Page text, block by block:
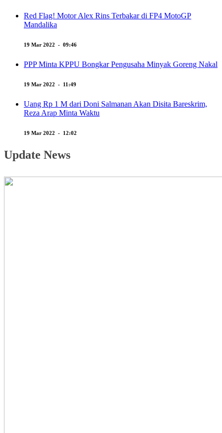
Red Flag! Motor Alex Rins Terbakar di FP4 MotoGP
Mandalika
19 Mar 2022 - 09:46
PPP Minta KPPU Bongkar Pengusaha Minyak Goreng Nakal
19 Mar 2022 - 11:49
Uang Rp 1 M dari Doni Salmanan Akan Disita Bareskrim,
Reza Arap Minta Waktu
19 Mar 2022 - 12:02
Update News